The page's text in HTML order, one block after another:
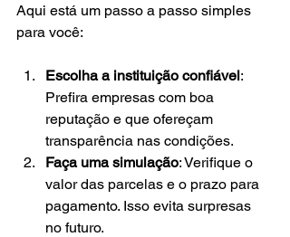
Aqui está um passo a passo simples
para você:
Escolha a instituição confiável:
Prefira empresas com boa
reputação e que ofereçam
transparência nas condições.
Faça uma simulação: Verifique o
valor das parcelas e o prazo para
pagamento. Isso evita surpresas
no futuro.